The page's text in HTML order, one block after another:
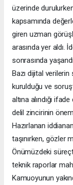
üzerinde
kapsamında
giren uzman
arasında yer aldı.
sonrasında
Bazı dijital verilerin
kurulduğu ve
altına alındığı
delil zincirinin
Hazırlanan
taşınırken, gözler
Önümüzdeki
teknik raporlar
Kamuoyunun